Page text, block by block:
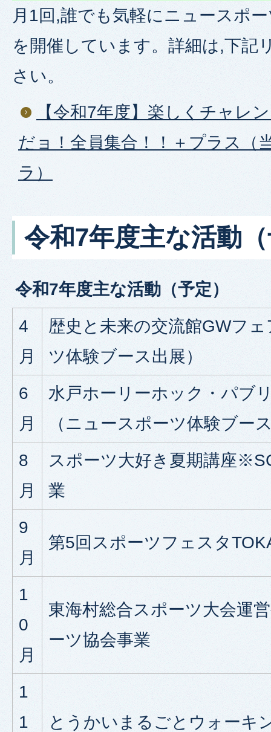
月1回,誰でも気軽にニュースポ
を開催しています。詳細は,下記
さい。
【令和7年度】楽しくチャレ
だョ！全員集合！！＋プラス（
ラ）
令和7年度主な活動
令和7年度主な活動（予定）
4
月
歴史と未来の交流館GWフ
ツ体験ブース出展）
6
月
水戸ホーリーホック・パブ
（ニュースポーツ体験ブー
8
月
スポーツ大好き夏期講座
業
9
月
第5回スポーツフェスタ
1
0
月
東海村総合スポーツ大会運
ーツ協会事業
1
1
とうかいまるごとウォーキ